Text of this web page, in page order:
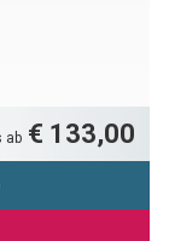
ab € 133,00